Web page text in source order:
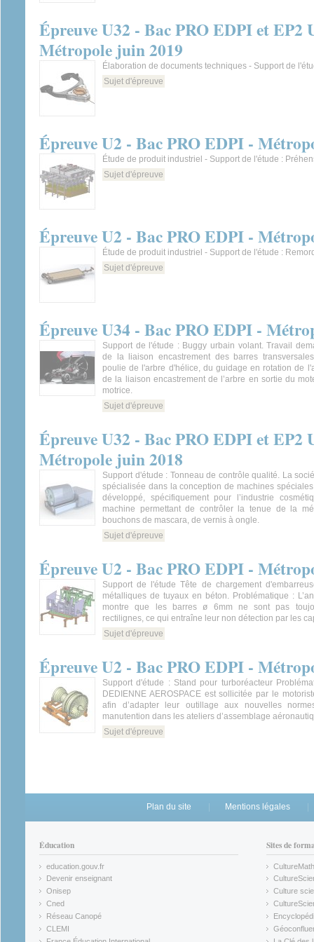
Épreuve U32 - Bac PRO EDPI et EP2
Métropole juin 2019
Élaboration de documents techniques - Support de
Sujet d'épreuve
Épreuve U2 - Bac PRO EDPI -
Étude de produit industriel - Support de l'étude :
Sujet d'épreuve
Épreuve U2 - Bac PRO EDPI -
Étude de produit industriel - Support de l'étude :
Sujet d'épreuve
Épreuve U34 - Bac PRO EDPI -
Support de l'étude : Buggy urbain volant. Travail
de la liaison encastrement des barres
poulie de l'arbre d'hélice, du guidage en rotation de
de la liaison encastrement de l’arbre en sortie du
motrice.
Sujet d'épreuve
Épreuve U32 - Bac PRO EDPI et EP2
Métropole juin 2018
Support d'étude : Tonneau de contrôle qualité. La
spécialisée dans la conception de machines
développé, spécifiquement pour l’industrie
machine permettant de contrôler la tenue de la
bouchons de mascara, de vernis à ongle.
Sujet d'épreuve
Épreuve U2 - Bac PRO EDPI -
Support de l'étude Tête de chargement
métalliques de tuyaux en béton. Problématique :
montre que les barres ø 6mm ne sont pas
rectilignes, ce qui entraîne leur non détection par les
Sujet d'épreuve
Épreuve U2 - Bac PRO EDPI -
Support d'étude : Stand pour turboréacteur
DEDIENNE AEROSPACE est sollicitée par le
afin d’adapter leur outillage aux nouvelles
manutention dans les ateliers d’assemblage
Sujet d'épreuve
Plan du site Mentions légales
Éducation
education.gouv.fr
(link is external)
Devenir enseignant
(link is external)
Onisep
(link is external)
Cned
(link is external)
Réseau Canopé
(link is external)
CLEMI
(link is external)
Sites de
CultureMath
(link is
(link is
Culture
(link is
(link is
(link is